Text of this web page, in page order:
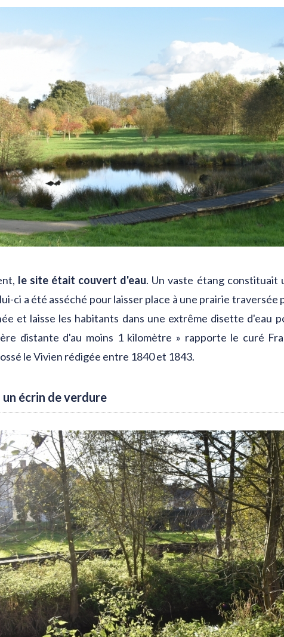
le site était couvert d'eau. Un vaste étang constituait
ci a été asséché pour laisser place à une prairie traversée
et laisse les habitants dans une extrême disette d'eau
distante d'au moins 1 kilomètre » rapporte le curé
le Vivien rédigée entre 1840 et 1843.
un écrin de verdure